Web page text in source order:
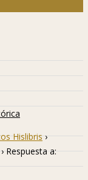
Hislibris ›
› Respuesta a: